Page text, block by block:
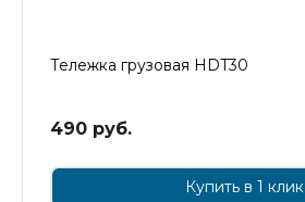
Тележка грузовая HDT30
490 руб.
Купить в 1 клик